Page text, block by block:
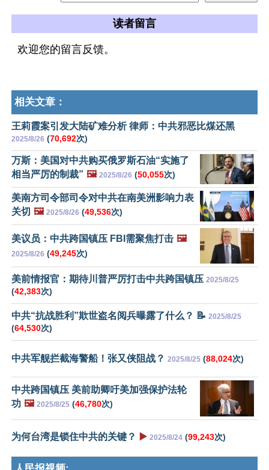
读者留言
欢迎您的留言反馈。
相关文章：
王莉霞案引发大陆矿难分析 律师：中共邪恶比煤还黑
2025/8/26 (70,692次)
万斯：美国对中共购买俄罗斯石油“实施了
相当严厉的制裁” 🖼️ 2025/8/26 (50,055次)
美南方司令部司令对中共在南美洲影响力表
关切 🖼️ 2025/8/26 (49,536次)
美议员：中共跨国镇压 FBI需聚焦打击 🖼️
2025/8/26 (49,245次)
美前情报官：期待川普严厉打击中共跨国镇压 2025/8/25
(42,383次)
中共“抗战胜利”欺世盗名阅兵曝露了什么？ 📝 2025/8/25
(64,530次)
中共军舰拦截海警船！张又侠阻战？ 2025/8/25 (88,024次)
中共跨国镇压 美前助卿吁美加强保护法轮
功 🖼️ 2025/8/25 (46,780次)
为何台湾是锁住中共的关键？ ▶️ 2025/8/24 (99,243次)